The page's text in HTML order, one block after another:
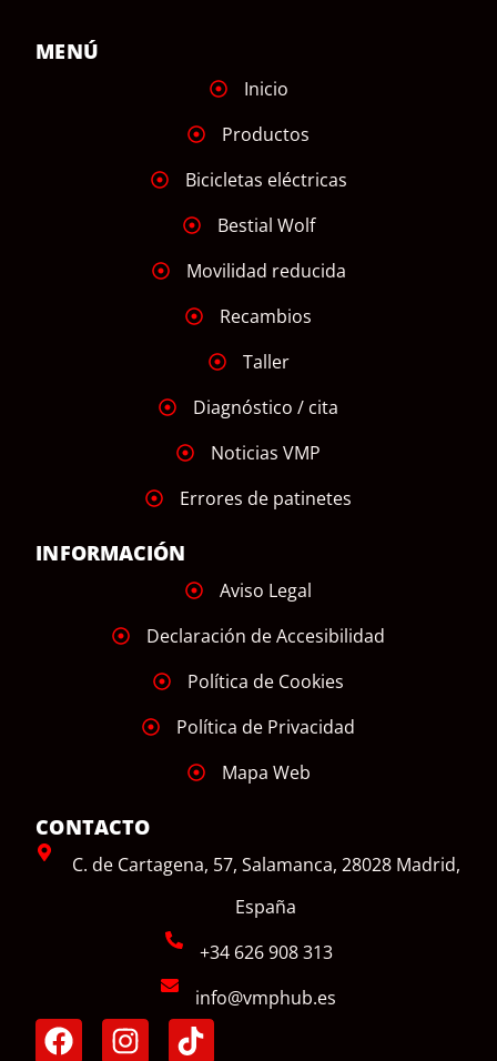
MENÚ
Inicio
Productos
Bicicletas eléctricas
Bestial Wolf
Movilidad reducida
Recambios
Taller
Diagnóstico / cita
Noticias VMP
Errores de patinetes
INFORMACIÓN
Aviso Legal
Declaración de Accesibilidad
Política de Cookies
Política de Privacidad
Mapa Web
CONTACTO
C. de Cartagena, 57, Salamanca, 28028 Madrid,
España
+34 626 908 313
info@vmphub.es